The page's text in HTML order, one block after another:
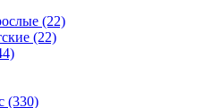
(22)
(22)
(330)